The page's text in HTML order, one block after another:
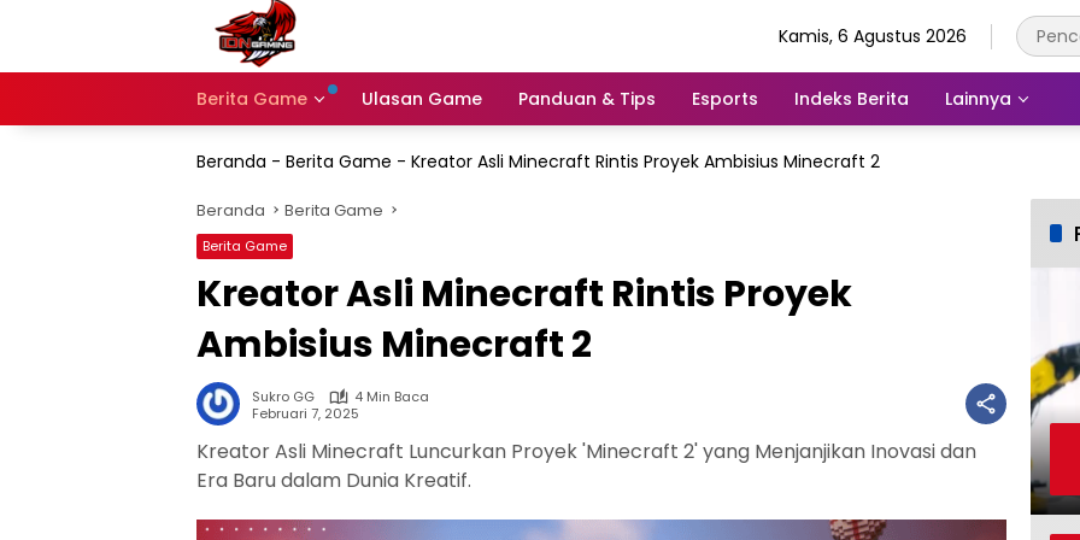
Kamis, 6 Agustus 2026
Berita Game Ulasan Game Panduan & Tips Esports Indeks Berita Lainnya
Beranda - Berita Game - Kreator Asli Minecraft Rintis Proyek Ambisius Minecraft 2
Beranda Berita Game
Berita Game
Kreator Asli Minecraft Rintis Proyek
Ambisius Minecraft 2
Sukro GG
4 Min Baca
Februari 7, 2025
Kreator Asli Minecraft Luncurkan Proyek 'Minecraft 2' yang Menjanjikan Inovasi dan
Era Baru dalam Dunia Kreatif.